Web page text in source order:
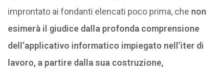
improntato ai fondanti elencati poco prima, che non
esimerà il giudice dalla profonda comprensione
dell’applicativo informatico impiegato nell’iter di
lavoro, a partire dalla sua costruzione,